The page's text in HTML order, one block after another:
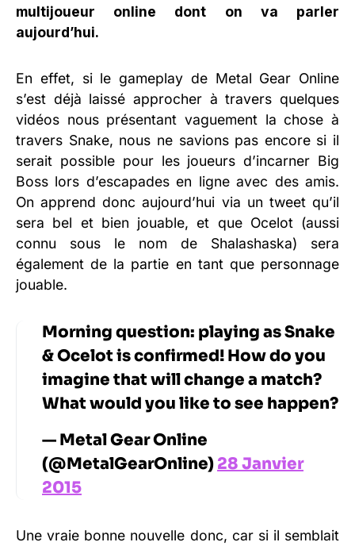
multijoueur online dont on va parler
aujourd’hui.
En effet, si le gameplay de Metal Gear Online
s’est déjà laissé approcher à travers quelques
vidéos nous présentant vaguement la chose à
travers Snake, nous ne savions pas encore si il
serait possible pour les joueurs d’incarner Big
Boss lors d’escapades en ligne avec des amis.
On apprend donc aujourd’hui via un tweet qu’il
sera bel et bien jouable, et que Ocelot (aussi
connu sous le nom de Shalashaska) sera
également de la partie en tant que personnage
jouable.
Morning question: playing as Snake
& Ocelot is confirmed! How do you
imagine that will change a match?
What would you like to see happen?
— Metal Gear Online
(@MetalGearOnline) 28 Janvier
2015
Une vraie bonne nouvelle donc, car si il semblait